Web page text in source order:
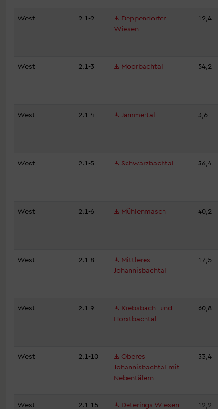
West 2.1-2
Deppendorfer
Wiesen
12,4
West 2.1-3 Moorbachtal 54,2
West 2.1-4 Jammertal 3,6
West 2.1-5 Schwarzbachtal 36,4
West 2.1-6 Mühlenmasch 40,2
West 2.1-8
Mittleres
Johannisbachtal
17,5
West 2.1-9
Krebsbach- und
Horstbachtal
60,8
West 2.1-10
Oberes
Johannisbachtal mit
Nebentälern
33,4
West 2.1-15 Deterings Wiesen 12,2